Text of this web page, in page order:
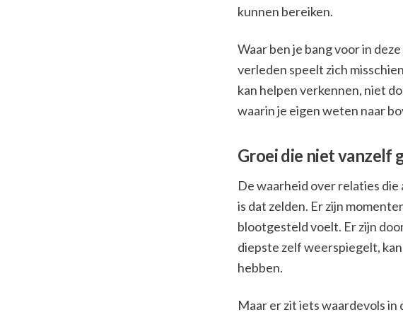
kunnen bereiken.
Waar ben je bang voor in
verleden speelt zich
kan helpen verkennen, niet
waarin je eigen weten naar
Groei die niet vanzelf
De waarheid over relaties
is dat zelden. Er zijn
blootgesteld voelt. Er zijn
diepste zelf weerspiegelt,
hebben.
Maar er zit iets waardevols in